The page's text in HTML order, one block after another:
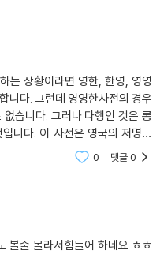
는 상황이라면 영한, 한영, 영영
니다. 그런데 영영한사전의 경우
습니다. 그러나 다행인 것은 롱
니다. 이 사전은 영국의 저명한
졌습니다. 그렇기 때문에 영영
0 댓글0
볼줄 몰라서힘들어 하네요 ㅎㅎ